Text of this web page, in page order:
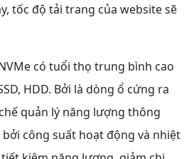
tốc độ tải trang của website sẽ
có tuổi thọ trung bình cao
HDD. Bởi là dòng ổ cứng ra
quản lý năng lượng thông
công suất hoạt động và nhiệt